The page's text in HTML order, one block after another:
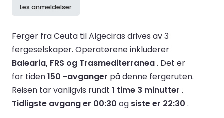
Les anmeldelser
Ferger fra Ceuta til Algeciras drives av 3
fergeselskaper. Operatørene inkluderer
Balearia, FRS og Trasmediterranea. Det er
for tiden150 -avganger på denne fergeruten.
Reisen tar vanligvis rundt 1 time 3 minutter .
Tidligste avgang er 00:30 og siste er 22:30 .